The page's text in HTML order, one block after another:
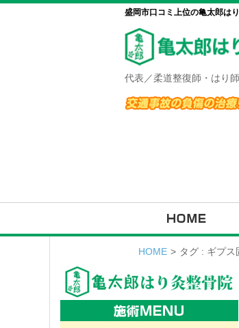
盛岡市口コミ上位の亀太郎は
代表／柔道整復師・はり
HOME > タグ : ギプ